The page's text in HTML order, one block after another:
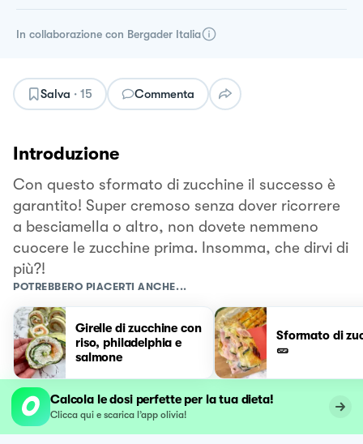
In collaborazione con Bergader Italia
Salva · 15 Commenta
Introduzione
Con questo sformato di zucchine il successo è
garantito! Super cremoso senza dover ricorrere
a besciamella o altro, non dovete nemmeno
cuocere le zucchine prima. Insomma, che dirvi di
più?!
POTREBBERO PIACERTI ANCHE...
Girelle di zucchine con
riso, philadelphia e
salmone
Sformato di
🥒
Calcola le dosi perfette per la tua dieta!
Clicca qui e scarica l’app olivia!